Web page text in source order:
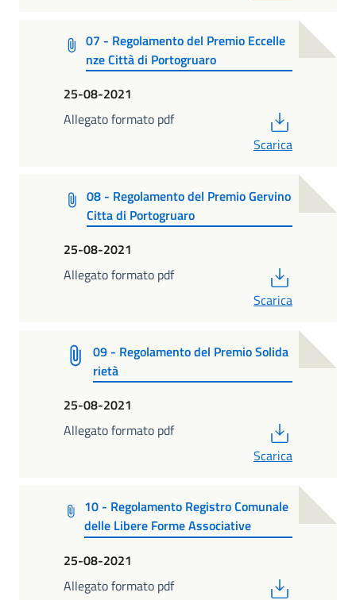
07 - Regolamento del Premio Eccelle
nze Città di Portogruaro
25-08-2021
Allegato formato pdf
Scarica
08 - Regolamento del Premio Gervino
Citta di Portogruaro
25-08-2021
Allegato formato pdf
Scarica
09 - Regolamento del Premio Solida
rietà
25-08-2021
Allegato formato pdf
Scarica
10 - Regolamento Registro Comunale
delle Libere Forme Associative
25-08-2021
Allegato formato pdf